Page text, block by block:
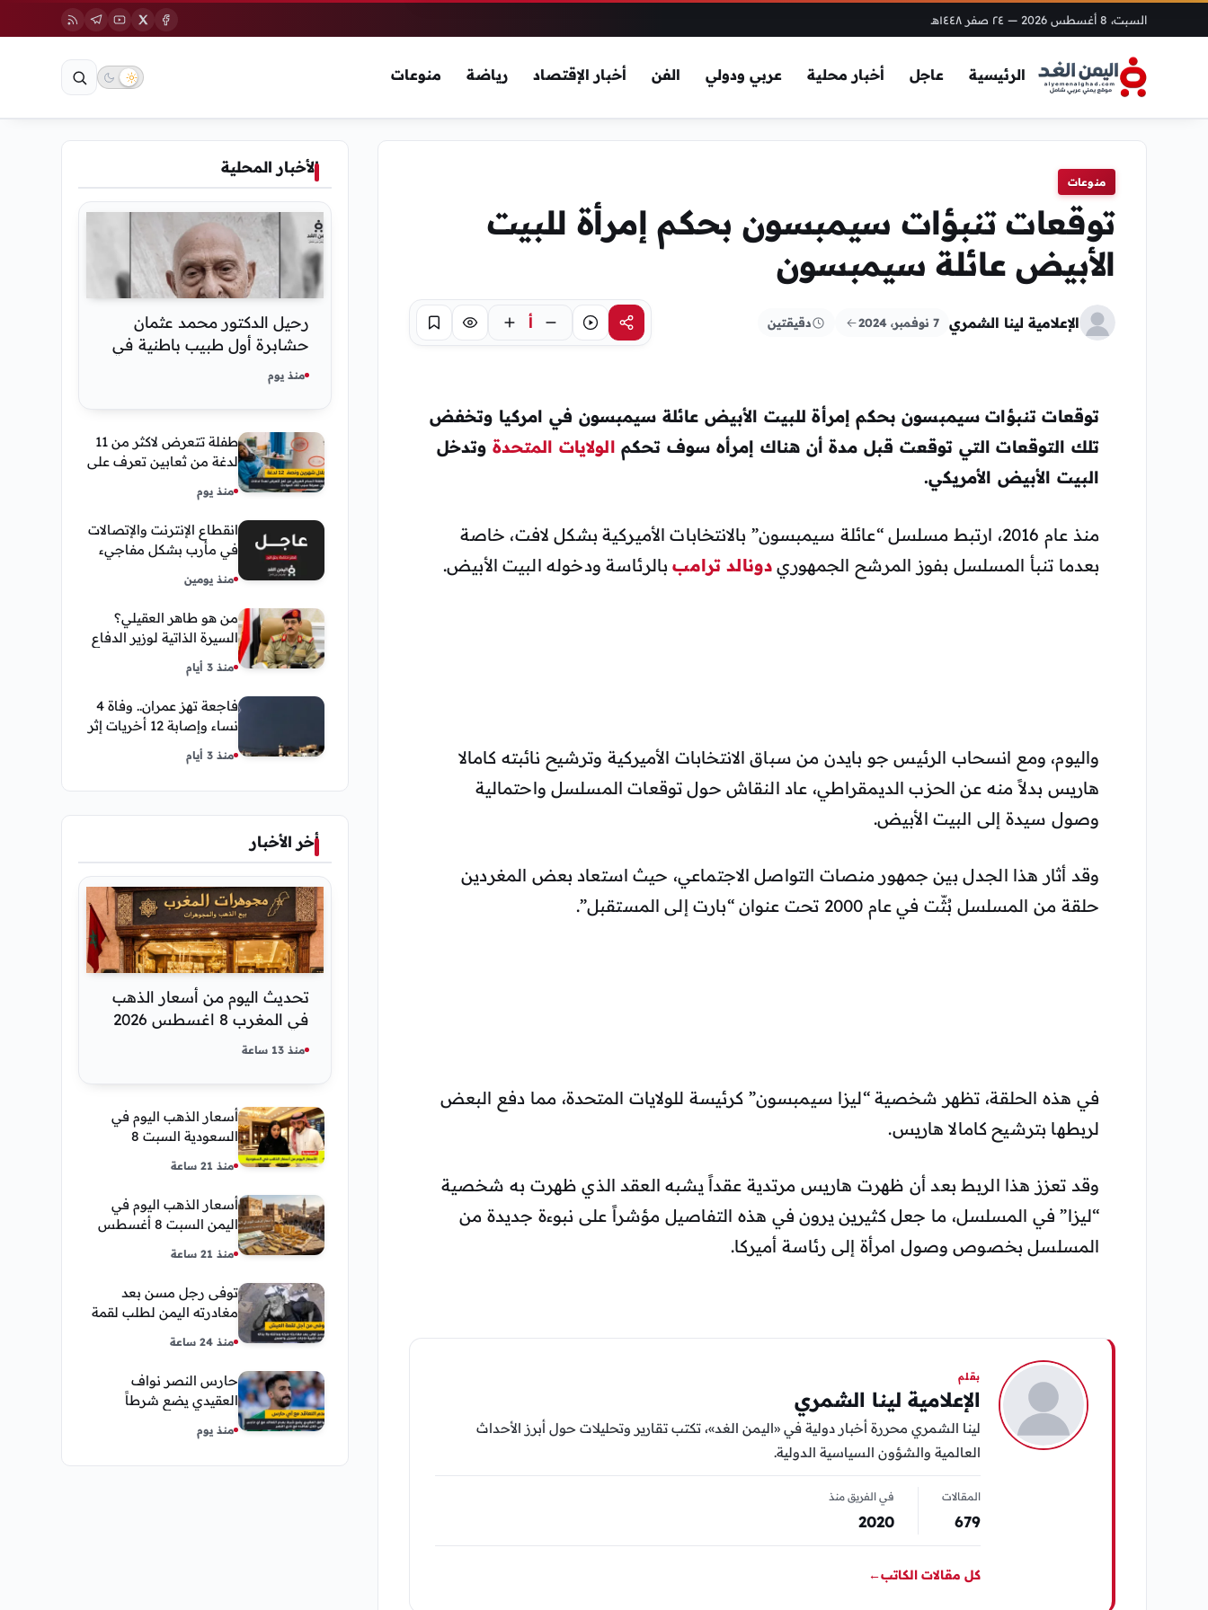
السبت، 8 أغسطس 2026 — ٢٤ صفر ١٤٤٨هـ
الرئيسية عاجل أخبار محلية عربي ودولي الفن أخبار الإقتصاد رياضة منوعات
منوعات
توقعات تنبؤات سيمبسون بحكم إمرأة للبيت
الأبيض عائلة سيمبسون
الإعلامية لينا الشمري 7 نوفمبر، 2024 دقيقتين مشاركةاستماع أ تركيز حفظ
توقعات تنبؤات سيمبسون بحكم إمرأة للبيت الأبيض عائلة سيمبسون في امركيا وتخفض
تلك التوقعات التي توقعت قبل مدة أن هناك إمرأه سوف تحكم الولايات المتحدة وتدخل
البيت الأبيض الأمريكي.
منذ عام 2016، ارتبط مسلسل “عائلة سيمبسون” بالانتخابات الأميركية بشكل لافت، خاصة
بعدما تنبأ المسلسل بفوز المرشح الجمهوريدونالدترامببالرئاسة ودخوله البيت الأبيض.
واليوم، ومع انسحاب الرئيس جو بايدن من سباق الانتخابات الأميركية وترشيح نائبته كامالا
هاريس بدلاً منه عن الحزب الديمقراطي، عاد النقاش حول توقعات المسلسل واحتمالية
وصول سيدة إلى البيت الأبيض.
وقد أثار هذا الجدل بين جمهور منصات التواصل الاجتماعي، حيث استعاد بعض المغردين
حلقة من المسلسل بُثّت في عام 2000 تحت عنوان “بارت إلى المستقبل”.
في هذه الحلقة، تظهر شخصية “ليزا سيمبسون” كرئيسة للولايات المتحدة، مما دفع البعض
لربطها بترشيح كامالا هاريس.
وقد تعزز هذا الربط بعد أن ظهرت هاريس مرتدية عقداً يشبه العقد الذي ظهرت به شخصية
“ليزا” في المسلسل، ما جعل كثيرين يرون في هذه التفاصيل مؤشراً على نبوءة جديدة من
المسلسل بخصوص وصول امرأة إلى رئاسة أميركا.
بقلم
الإعلامية لينا الشمري
لينا الشمري محررة أخبار دولية في «اليمن الغد»، تكتب تقارير وتحليلات حول أبرز الأحداث
العالمية والشؤون السياسية الدولية.
المقالات
679
في الفريق منذ
2020
كل مقالات الكاتب←
الأخبار المحلية
رحيل الدكتور محمد عثمان
حشابرة أول طبيب باطنية في
الحديدة
منذ يوم
طفلة تتعرض لاكثر من 11
لدغة من ثعابين تعرف على
العريقي
منذ يوم
انقطاع الإنترنت والإتصالات
في مأرب بشكل مفاجيء
منذ يومين
من هو طاهر العقيلي؟
السيرة الذاتية لوزير الدفاع
اليمني الجديد وأبرز
مناصبه
منذ 3 أيام
فاجعة تهز عمران.. وفاة 4
نساء وإصابة 12 أخريات إثر
صاعقة رعدية خلال مناسبة
اجتماعية
منذ 3 أيام
أخر الأخبار
تحديث اليوم من أسعار الذهب
في المغرب 8 اغسطس 2026
كم عسر الجنية الذهب
منذ 13 ساعة
أسعار الذهب اليوم في
السعودية السبت 8
مباشر
منذ 21 ساعة
أسعار الذهب اليوم في
اليمن السبت 8 أغسطس
وعدن
منذ 21 ساعة
توفى رجل مسن بعد
مغادرته اليمن لطلب لقمة
يقدمها لإبنته
منذ 24 ساعة
حارس النصر نواف
العقيدي يضع شرطاً
النادي
منذ يوم